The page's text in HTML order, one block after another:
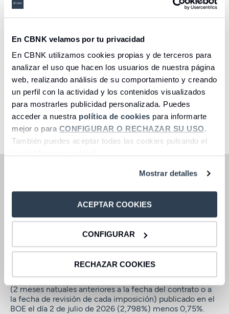
En CBNK velamos por tu privacidad
En CBNK utilizamos cookies propias y de terceros para
analizar el uso que hacen los usuarios de nuestra página
web, realizando análisis de su comportamiento y creando
un perfil con la actividad y los contenidos visualizados
para mostrarles publicidad personalizada. Puedes
acceder a nuestra política de cookies para informarte
mejor o para CONFIGURAR O RECHAZAR SU USO.
También puedes aceptar todas las cookies pulsando el
Mostrar detalles
ACEPTAR COOKIES
CONFIGURAR
RECHAZAR COOKIES
Permite cancelaciones
Sin penalización por
cancelación anticipada
Exclusivo para nuevos
ingresos desde otra
entidad
Seleccione una opción
Oferta válida para contrataciones realizadas entre el 1
(1) Ejemplo representativo: para un importe de
se percibe un total de intereses de 2.048,00€ en el
supuesto de mantener el importe total durante 12
meses. Lo que supone 512€ de intereses en cada pago
trimestral. El cálculo de la TAEVariable variará con las
revisiones en el tipo de interés.
*Se toma el Euribor 12 meses del mes de junio de 2026
(2 meses natuales anteriores a la fecha del contrato o a
la fecha de revisión de cada imposición) publicado en el
BOE el día 2 de julio de 2026 (2,798%) menos 0,75%.